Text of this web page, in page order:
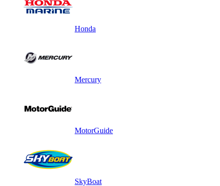
Honda
Mercury
MotorGuide
SkyBoat